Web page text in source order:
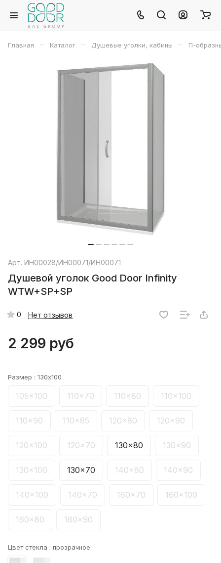
Главная – Каталог – Душевые уголки, кабины – П-
Арт. ИН00028/ИН00071/ИН00071
Душевой уголок Good Door Infinity
WTW+SP+SP
0 Нет отзывов
2 299 руб
Размер : 130x100
105x100 110x70 110x80 110x100
110x90 110x85 120x80 120x90
120x100 120x70 130x80 130x90
130x100 130x70 140x80 140x90
140x100 140x70 160x70 160x100
160x80 160x90
Цвет стекла : прозрачное